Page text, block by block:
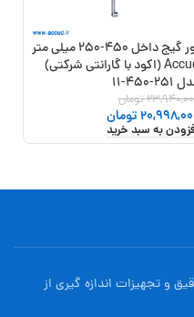
بور گیج داخل 450-250 میلی متر
Accud (اکود با گارانتی شرکتی)
450-11
تومان
تومان
به سبد خرید
و تجهيزات اندازه گیری از